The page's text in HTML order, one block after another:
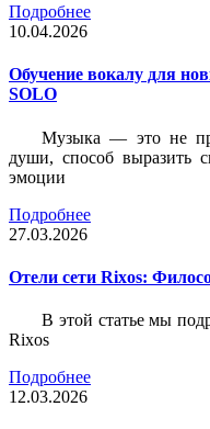
Подробнее
10.04.2026
Обучение вокалу для
SOLO
Музыка — это не
души, способ выразить
эмоции
Подробнее
27.03.2026
Отели сети Rixos:
В этой статье мы
Rixos
Подробнее
12.03.2026